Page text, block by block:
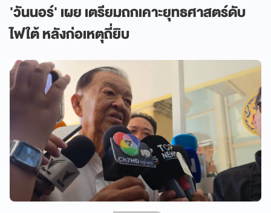
'วันนอร์' เผย เตรียมถกเคาะยุทธศาสตร์ดับ
ไฟใต้ หลังก่อเหตุถี่ยิบ